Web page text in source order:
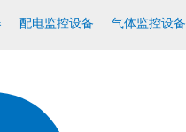
配电监控设备 气体监控设备